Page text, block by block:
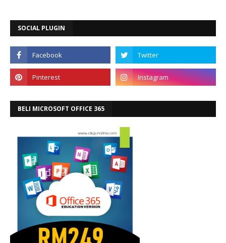
SOCIAL PLUGIN
BELI MICROSOFT OFFICE 365